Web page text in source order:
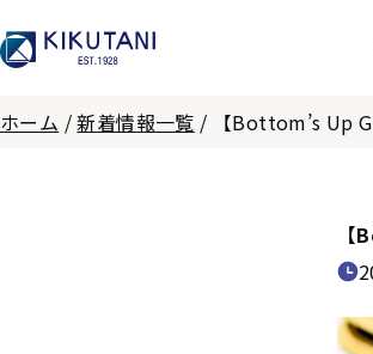
ホーム /新着情報一覧 / 【Bottom’s Up